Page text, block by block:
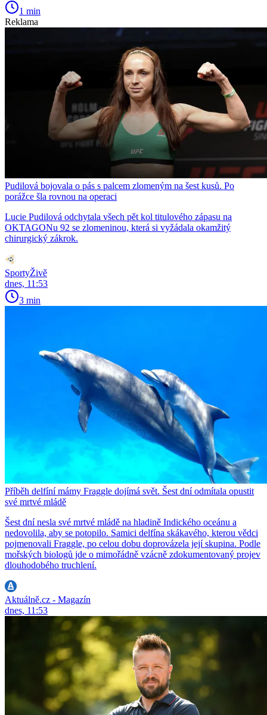
1 min
Reklama
Pudilová bojovala o pás s palcem zlomeným na šest kusů. Po
porážce šla rovnou na operaci
Lucie Pudilová odchytala všech pět kol titulového zápasu na
OKTAGONu 92 se zlomeninou, která si vyžádala okamžitý
chirurgický zákrok.
SportyŽivě
dnes, 11:53
3 min
Příběh delfíní mámy Fraggle dojímá svět. Šest dní odmítala opustit
své mrtvé mládě
Šest dní nesla své mrtvé mládě na hladině Indického oceánu a
nedovolila, aby se potopilo. Samici delfína skákavého, kterou vědci
pojmenovali Fraggle, po celou dobu doprovázela její skupina. Podle
mořských biologů jde o mimořádně vzácně zdokumentovaný projev
dlouhodobého truchlení.
Aktuálně.cz - Magazín
dnes, 11:53